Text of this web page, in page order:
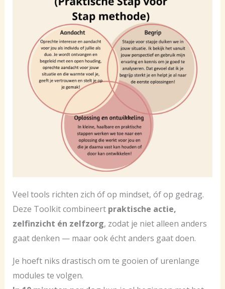
Veel tools richten zich óf op mindset, óf op gedrag.
Deze Toolkit combineert praktische actie,
zelfinzicht én zelfzorg, zodat je niet alleen anders
gaat denken — maar ook écht anders gaat doen.
Je hoeft niks drastisch om te gooien of urenlange
modules te volgen.